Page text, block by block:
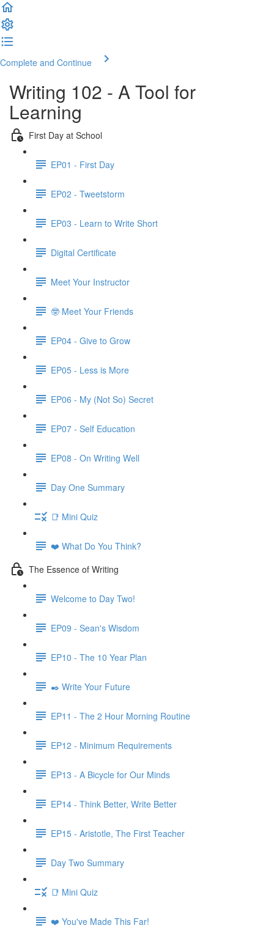
Complete and Continue
Writing 102 - A Tool for
Learning
First Day at School
EP01 - First Day
EP02 - Tweetstorm
EP03 - Learn to Write Short
Digital Certificate
Meet Your Instructor
🤓 Meet Your Friends
EP04 - Give to Grow
EP05 - Less is More
EP06 - My (Not So) Secret
EP07 - Self Education
EP08 - On Writing Well
Day One Summary
📑 Mini Quiz
❤️ What Do You Think?
The Essence of Writing
Welcome to Day Two!
EP09 - Sean's Wisdom
EP10 - The 10 Year Plan
✒️ Write Your Future
EP11 - The 2 Hour Morning Routine
EP12 - Minimum Requirements
EP13 - A Bicycle for Our Minds
EP14 - Think Better, Write Better
EP15 - Aristotle, The First Teacher
Day Two Summary
📑 Mini Quiz
❤️ You've Made This Far!